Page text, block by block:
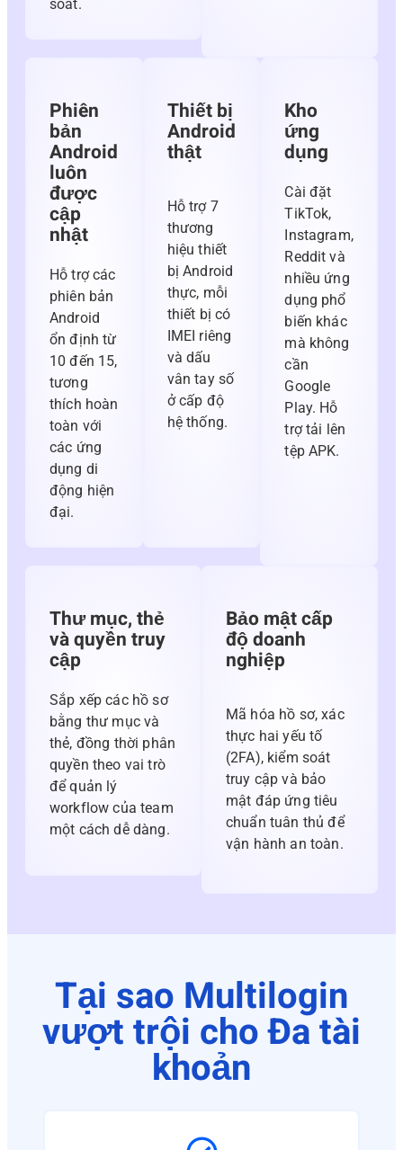
soát.
Phiên
bản
Android
luôn
được
cập
nhật
Hỗ trợ các
phiên bản
Android
ổn định từ
10 đến 15,
tương
thích hoàn
toàn với
các ứng
dụng di
động hiện
đại.
Thiết bị
Android
thật
Hỗ trợ 7
thương
hiệu thiết
bị Android
thực, mỗi
thiết bị có
IMEI riêng
và dấu
vân tay số
ở cấp độ
hệ thống.
Kho
ứng
dụng
Cài đặt
TikTok,
Instagram,
Reddit và
nhiều ứng
dụng phổ
biến khác
mà không
cần
Google
Play. Hỗ
trợ tải lên
tệp APK.
Thư mục, thẻ
và quyền truy
cập
Sắp xếp các hồ sơ
bằng thư mục và
thẻ, đồng thời phân
quyền theo vai trò
để quản lý
workflow của team
một cách dễ dàng.
Bảo mật cấp
độ doanh
nghiệp
Mã hóa hồ sơ, xác
thực hai yếu tố
(2FA), kiểm soát
truy cập và bảo
mật đáp ứng tiêu
chuẩn tuân thủ để
vận hành an toàn.
Tại sao Multilogin
vượt trội cho Đa tài
khoản